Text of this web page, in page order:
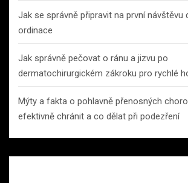
Jak se správně připravit na první návštěvu
ordinace
Jak správně pečovat o ránu a jizvu po
dermatochirurgickém zákroku pro rychlé
Mýty a fakta o pohlavně přenosných
efektivně chránit a co dělat při podezření